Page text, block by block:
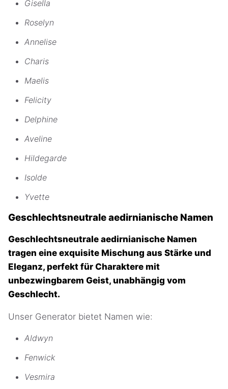
Gisella
Roselyn
Annelise
Charis
Maelis
Felicity
Delphine
Aveline
Hildegarde
Isolde
Yvette
Geschlechtsneutrale aedirnianische Namen
Geschlechtsneutrale aedirnianische Namen
tragen eine exquisite Mischung aus Stärke und
Eleganz, perfekt für Charaktere mit
unbezwingbarem Geist, unabhängig vom
Geschlecht.
Unser Generator bietet Namen wie:
Aldwyn
Fenwick
Vesmira